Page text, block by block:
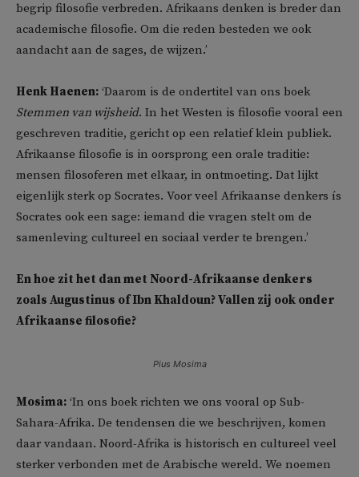
begrip filosofie verbreden. Afrikaans denken is breder dan
academische filosofie. Om die reden besteden we ook
aandacht aan de sages, de wijzen.’
Henk Haenen: ‘Daarom is de ondertitel van ons boek
Stemmen van wijsheid. In het Westen is filosofie vooral een
geschreven traditie, gericht op een relatief klein publiek.
Afrikaanse filosofie is in oorsprong een orale traditie:
mensen filosoferen met elkaar, in ontmoeting. Dat lijkt
eigenlijk sterk op Socrates. Voor veel Afrikaanse denkers ís
Socrates ook een sage: iemand die vragen stelt om de
samenleving cultureel en sociaal verder te brengen.’
En hoe zit het dan met Noord-Afrikaanse denkers
zoals Augustinus of Ibn Khaldoun? Vallen zij ook onder
Afrikaanse filosofie?
Pius Mosima
Mosima: ‘In ons boek richten we ons vooral op Sub-
Sahara-Afrika. De tendensen die we beschrijven, komen
daar vandaan. Noord-Afrika is historisch en cultureel veel
sterker verbonden met de Arabische wereld. We noemen